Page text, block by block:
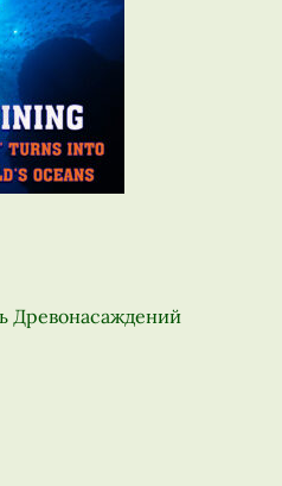
Древонасаждений